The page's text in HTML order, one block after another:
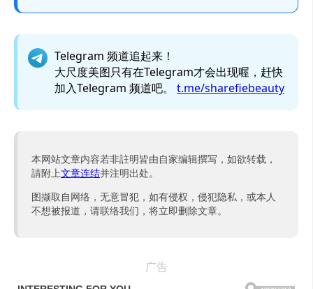
Telegram 频道追起来！
大尺度美图只有在Telegram才会出现喔，赶快
加入Telegram 频道吧。 t.me/sharefiebeauty
本网站文章内容若非註明皆由自家编辑撰写，如欲转载，
請附上文章连结并注明出处。
图撷取自网络，无意冒犯，如有侵权，侵犯隐私，或本人
不想被报道，请联络我们，将立即删除文章。
广告